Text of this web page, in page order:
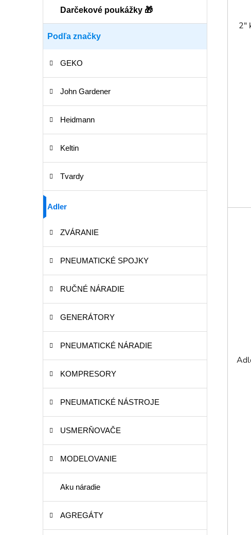
Darčekové poukážky 🎁
Podľa značky
GEKO
John Gardener
Heidmann
Keltin
Tvardy
Adler
ZVÁRANIE
PNEUMATICKÉ SPOJKY
RUČNÉ NÁRADIE
GENERÁTORY
PNEUMATICKÉ NÁRADIE
KOMPRESORY
PNEUMATICKÉ NÁSTROJE
USMERŇOVAČE
MODELOVANIE
Aku náradie
AGREGÁTY
2"